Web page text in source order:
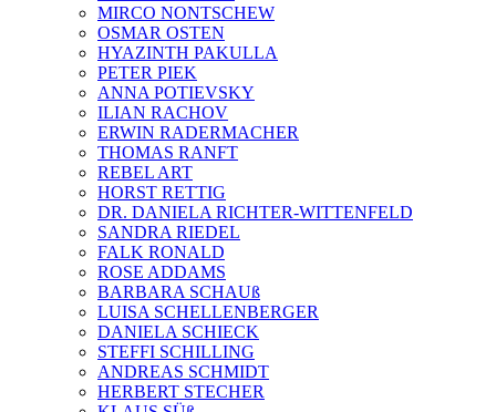
MIRCO NONTSCHEW
OSMAR OSTEN
HYAZINTH PAKULLA
PETER PIEK
ANNA POTIEVSKY
ILIAN RACHOV
ERWIN RADERMACHER
THOMAS RANFT
REBEL ART
HORST RETTIG
DR. DANIELA RICHTER-WITTENFELD
SANDRA RIEDEL
FALK RONALD
ROSE ADDAMS
BARBARA SCHAUß
LUISA SCHELLENBERGER
DANIELA SCHIECK
STEFFI SCHILLING
ANDREAS SCHMIDT
HERBERT STECHER